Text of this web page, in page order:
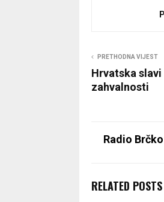
PRETHODNA VIJEST
Hrvatska
zahvalnosti
Radio Brčko
RELATED POSTS